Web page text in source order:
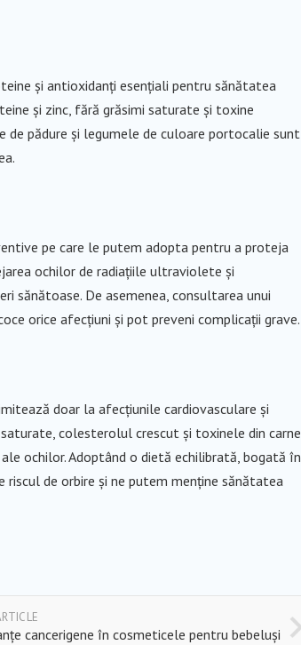
și antioxidanți esențiali pentru sănătatea
și zinc, fără grăsimi saturate și toxine
de pădure și legumele de culoare portocalie sunt
pe care le putem adopta pentru a proteja
ochilor de radiațiile ultraviolete și
sănătoase. De asemenea, consultarea unui
orice afecțiuni și pot preveni complicații grave.
doar la afecțiunile cardiovasculare și
colesterolul crescut și toxinele din carne
ochilor. Adoptând o dietă echilibrată, bogată în
de orbire și ne putem menține sănătatea
cancerigene în cosmeticele pentru bebeluși